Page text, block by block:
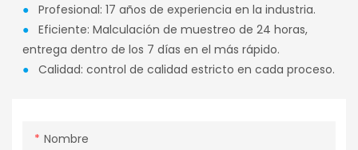
● Profesional: 17 años de experiencia en la industria.
● Eficiente: Malculación de muestreo de 24 horas,
entrega dentro de los 7 días en el más rápido.
● Calidad: control de calidad estricto en cada proceso.
Nombre